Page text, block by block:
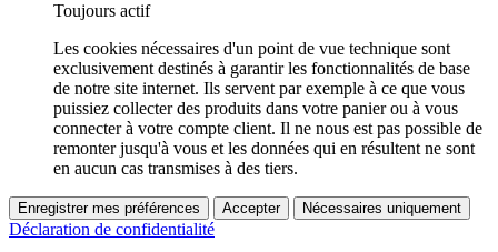
Toujours actif
Les cookies nécessaires d'un point de vue technique sont
exclusivement destinés à garantir les fonctionnalités de base
de notre site internet. Ils servent par exemple à ce que vous
puissiez collecter des produits dans votre panier ou à vous
connecter à votre compte client. Il ne nous est pas possible de
remonter jusqu'à vous et les données qui en résultent ne sont
en aucun cas transmises à des tiers.
Enregistrer mes préférences Accepter Nécessaires uniquement
Déclaration de confidentialité